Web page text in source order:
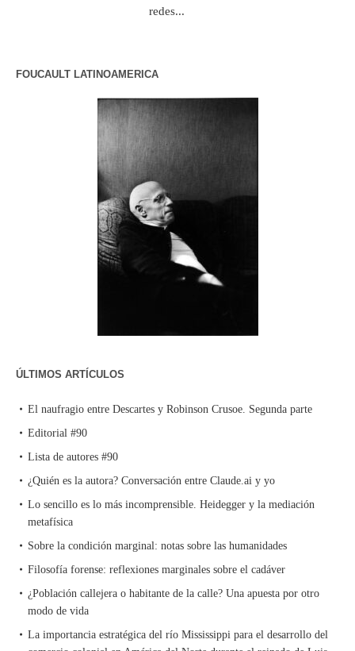
redes...
FOUCAULT LATINOAMERICA
ÚLTIMOS ARTÍCULOS
El naufragio entre Descartes y Robinson Crusoe. Segunda parte
Editorial #90
Lista de autores #90
¿Quién es la autora? Conversación entre Claude.ai y yo
Lo sencillo es lo más incomprensible. Heidegger y la mediación
metafísica
Sobre la condición marginal: notas sobre las humanidades
Filosofía forense: reflexiones marginales sobre el cadáver
¿Población callejera o habitante de la calle? Una apuesta por otro
modo de vida
La importancia estratégica del río Mississippi para el desarrollo del